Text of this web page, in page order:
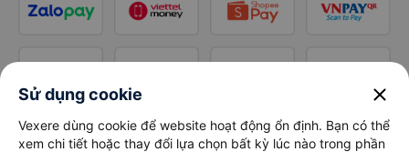
Sử dụng cookie close
Vexere dùng cookie để website hoạt động ổn định. Bạn có thể
xem chi tiết hoặc thay đổi lựa chọn bất kỳ lúc nào trong phần